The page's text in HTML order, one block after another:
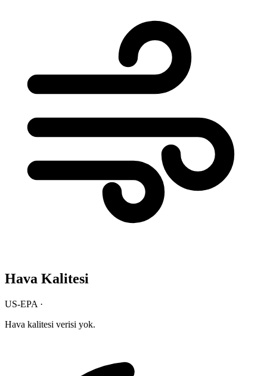
Hava Kalitesi
US-EPA ·
Hava kalitesi verisi yok.